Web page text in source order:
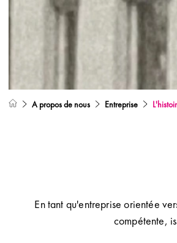
A propos de nous Entreprise
En tant qu'entreprise orientée
compétente,